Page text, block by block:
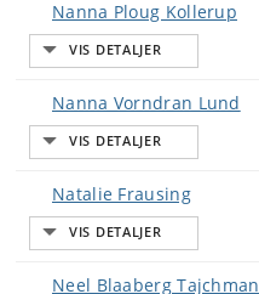
Nanna Ploug Kollerup
Nanna Vorndran Lund
Natalie Frausing
Neel Blaaberg Tajchman